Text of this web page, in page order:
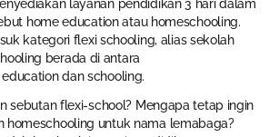
layanan pendidikan 3 hari dalam
home education atau homeschooling.
kategori flexi schooling, alias sekolah
berada di antara
dan schooling.
sebutan flexi-school? Mengapa tetap ingin
homeschooling untuk nama lemabaga?